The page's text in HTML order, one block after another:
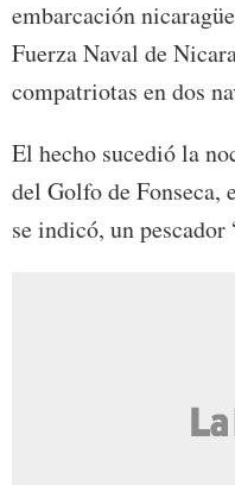
embarcación
Fuerza Naval de
compatriotas en dos
El hecho sucedió la
del Golfo de Fonseca,
se indicó, un